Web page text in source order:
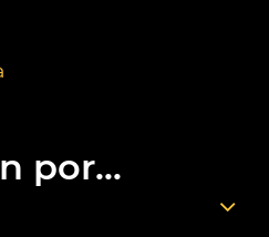
por...